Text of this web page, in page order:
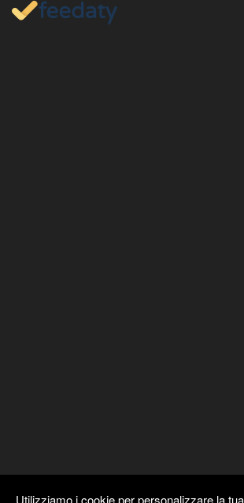
Utilizziamo i cookie per personalizzare la tua